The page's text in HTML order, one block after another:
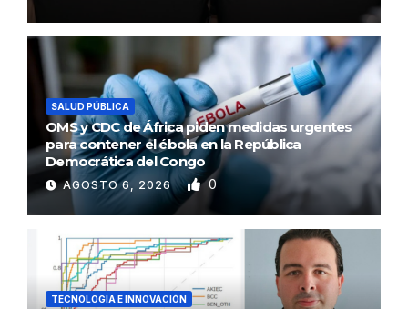
SALUD PÚBLICA
OMS y CDC de África piden medidas urgentes
para contener el ébola en la República
Democrática del Congo
AGOSTO 6, 2026 0
TECNOLOGÍA E INNOVACIÓN